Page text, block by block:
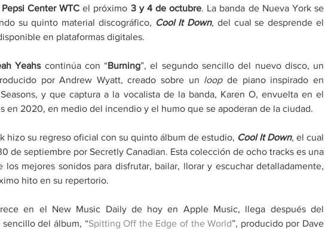
Pepsi Center WTC el próximo 3 y 4 de octubre. La banda de Nueva York se
su quinto material discográfico, Cool It Down, del cual se desprende el
en plataformas digitales.
Yeahs continúa con “Burning”, el segundo sencillo del nuevo disco, un
por Andrew Wyatt, creado sobre un loop de piano inspirado en
y que captura a la vocalista de la banda, Karen O, envuelta en el
en 2020, en medio del incendio y el humo que se apoderan de la ciudad.
hizo su regreso oficial con su quinto álbum de estudio, Cool It Down, el cual
de septiembre por Secretly Canadian. Esta colección de ocho tracks es una
los mejores sonidos para disfrutar, bailar, llorar y escuchar detalladamente,
hito en su repertorio.
en el New Music Daily de hoy en Apple Music, llega después del
del álbum, “Spitting Off the Edge of the World”, producido por Dave